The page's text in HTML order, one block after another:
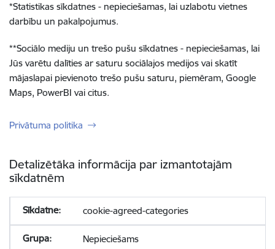
*Statistikas sīkdatnes - nepieciešamas, lai uzlabotu vietnes
darbību un pakalpojumus.
**Sociālo mediju un trešo pušu sīkdatnes - nepieciešamas, lai
Jūs varētu dalīties ar saturu sociālajos medijos vai skatīt
mājaslapai pievienoto trešo pušu saturu, piemēram, Google
Maps, PowerBI vai citus.
Privātuma politika
Detalizētāka informācija par izmantotajām
sīkdatnēm
cookie-agreed-categories
Nepieciešams